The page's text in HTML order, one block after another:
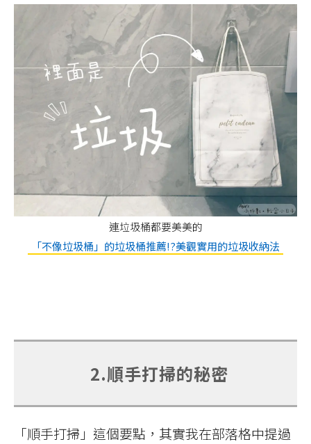
連垃圾桶都要美美的
「不像垃圾桶」的垃圾桶推薦!?美觀實用的垃圾收納法
2.順手打掃的秘密
「順手打掃」這個要點，其實我在部落格中提過